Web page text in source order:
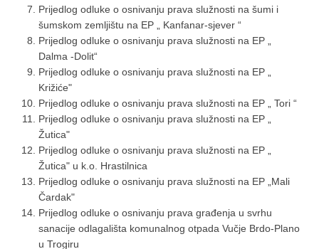
Prijedlog odluke o osnivanju prava služnosti na šumi i
šumskom zemljištu na EP „ Kanfanar-sjever “
Prijedlog odluke o osnivanju prava služnosti na EP „
Dalma -Dolit“
Prijedlog odluke o osnivanju prava služnosti na EP „
Križiće"
Prijedlog odluke o osnivanju prava služnosti na EP „ Tori “
Prijedlog odluke o osnivanju prava služnosti na EP „
Žutica"
Prijedlog odluke o osnivanju prava služnosti na EP „
Žutica" u k.o. Hrastilnica
Prijedlog odluke o osnivanju prava služnosti na EP „Mali
Čardak"
Prijedlog odluke o osnivanju prava građenja u svrhu
sanacije odlagališta komunalnog otpada Vučje Brdo-Plano
u Trogiru